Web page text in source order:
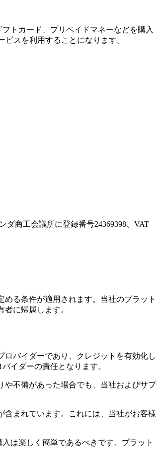
フトカード、プリペイドマネーなどを購入
ビスを利用することになります。
ダ商工会議所に登録番号24369398、VAT
る条件が適用されます。当社のプラット
に帰属します。
バイダーであり、クレジットを有効化し
イダーの責任となります。
や不備があった場合でも、当社およびサプ
まれています。これには、当社がお客様
は楽しく簡単であるべきです。プラット